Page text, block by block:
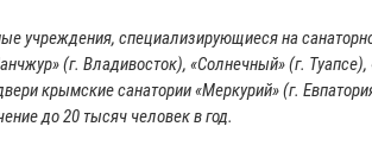
учреждения, специализирующиеся на
(г. Владивосток), «Солнечный» (г.
крымские санатории «Меркурий» (г.
до 20 тысяч человек в год.